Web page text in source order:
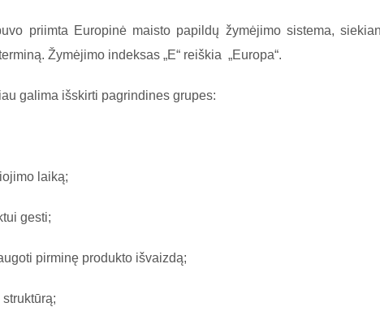
priimta Europinė maisto papildų žymėjimo sistema,
Žymėjimo indeksas „E“ reiškia „Europa“.
galima išskirti pagrindines grupes:
laiką;
gesti;
pirminę produkto išvaizdą;